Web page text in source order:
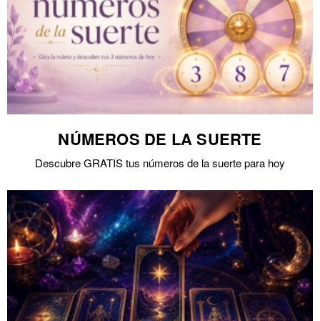
NÚMEROS DE LA SUERTE
Descubre GRATIS tus números de la suerte para hoy